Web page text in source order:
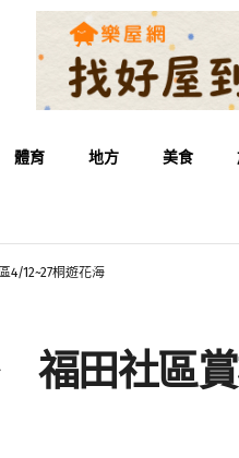
體育 地方 美食
12~27桐遊花海
福田社區